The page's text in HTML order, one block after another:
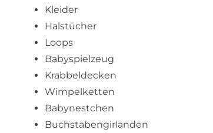
Kleider
Halstücher
Loops
Babyspielzeug
Krabbeldecken
Wimpelketten
Babynestchen
Buchstabengirlanden